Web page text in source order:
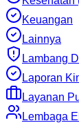
Keuangan
Lainnya
Lambang
Laporan
Layanan
Lembaga